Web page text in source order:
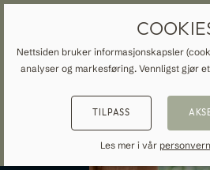
MADE-TO-MEASURE
ALLE GARDINER OG
ABOUT VEOLIN
Nettsiden bruker informasjonskapsler
analyser og markesføring. Vennligst gjør
TILPASS
Les mer i vår